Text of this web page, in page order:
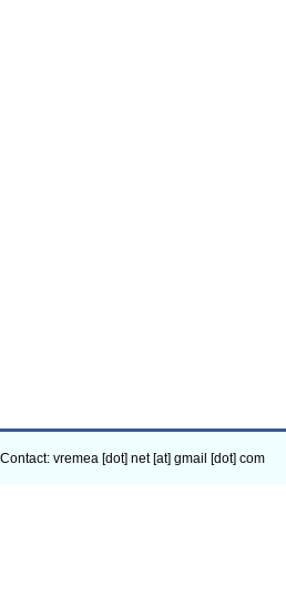
Contact: vremea [dot] net [at] gmail [dot] com